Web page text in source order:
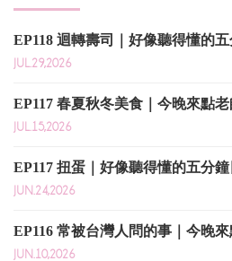
EP118 迴轉壽司｜好像聽得懂的
JUL.29,2026
EP117 春夏秋冬美食｜今晚來點
JUL.15,2026
EP117 扭蛋｜好像聽得懂的五分
JUN.24,2026
EP116 常被台灣人問的事｜今晚
JUN.10,2026